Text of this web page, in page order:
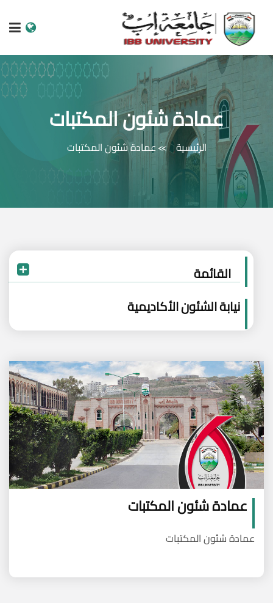
الرئيسية
عن الجامعة
البرامج الاكاديمية
خدمات الطالب
الكليات والمراكز
البحث العلمي
عمادة شئون المكتبات
الرئيسية عمادة شئون المكتبات
القائمة
نيابة الشئون الأكاديمية
عمادة شئون المكتبات
عمادة شئون المكتبات